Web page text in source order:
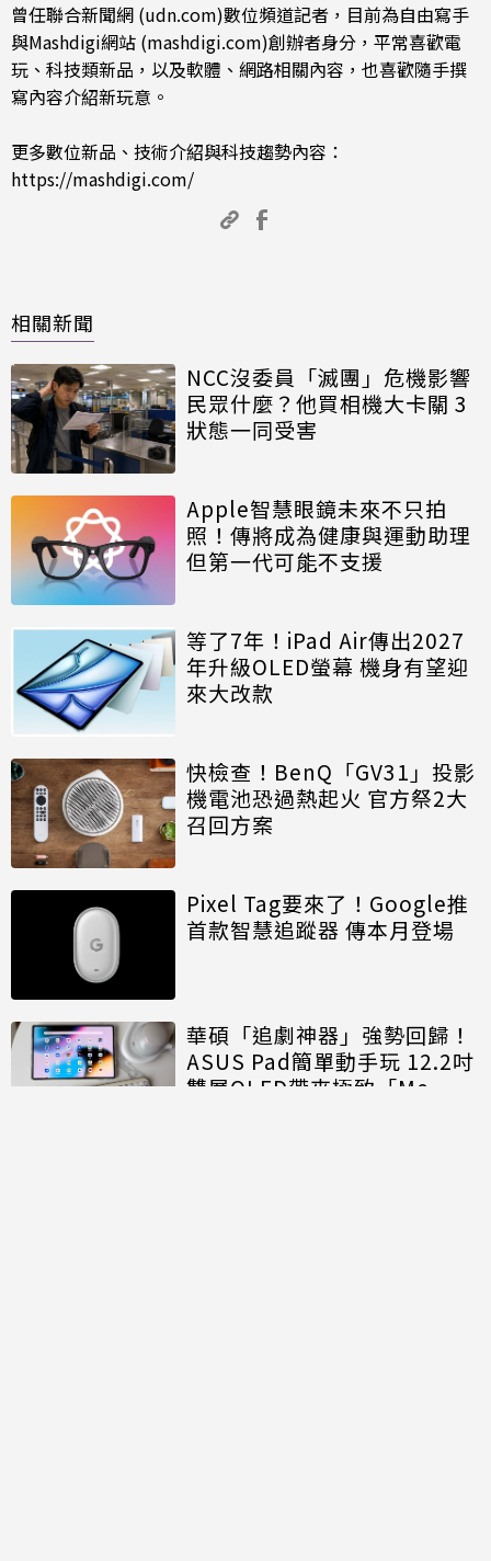
曾任聯合新聞網 (udn.com)數位頻道記者，目前為自由寫手
與Mashdigi網站 (mashdigi.com)創辦者身分，平常喜歡電
玩、科技類新品，以及軟體、網路相關內容，也喜歡隨手撰
寫內容介紹新玩意。
更多數位新品、技術介紹與科技趨勢內容：
https://mashdigi.com/
相關新聞
NCC沒委員「滅團」危機影響
民眾什麼？他買相機大卡關 3
狀態一同受害
Apple智慧眼鏡未來不只拍
照！傳將成為健康與運動助理
但第一代可能不支援
等了7年！iPad Air傳出2027
年升級OLED螢幕 機身有望迎
來大改款
快檢查！BenQ「GV31」投影
機電池恐過熱起火 官方祭2大
召回方案
Pixel Tag要來了！Google推
首款智慧追蹤器 傳本月登場
華碩「追劇神器」強勢回歸！
ASUS Pad簡單動手玩 12.2吋
雙層OLED帶來極致「Me